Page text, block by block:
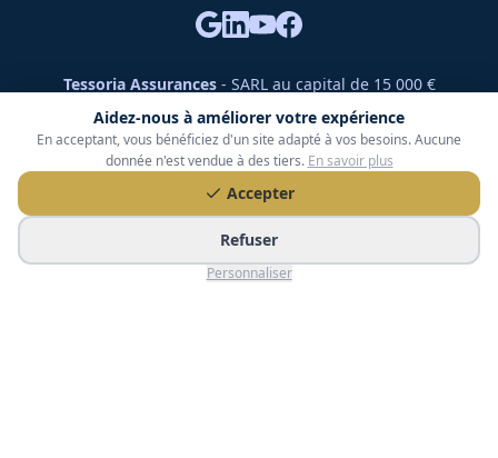
Aidez-nous à améliorer votre expérience
En acceptant, vous bénéficiez d'un site adapté à vos besoins. Aucune
donnée n'est vendue à des tiers. En savoir plus
Accepter
Refuser
Personnaliser
Tessoria Assurances- SARL au capital de 15 000 €
ORIAS n° 25007309 - RCS 990 206 179 - Membre du réseau
360 Courtage
RC Pro : Klarity - Contrat n° CCOUK000785
49 chemin des Gardettes Sine, 06570 Saint-Paul-de-Vence
© Tessoria Assurances. Tous droits réservés.